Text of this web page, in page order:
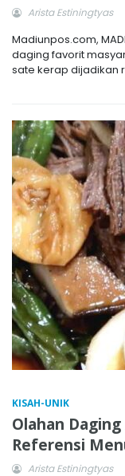
Arista Estiningtyas
Madiunpos.com,
daging favorit
sate kerap dijadikan
KISAH-UNIK
Olahan
Referensi
Arista Estiningtyas